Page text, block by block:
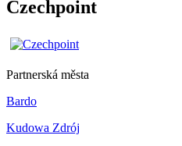
Czechpoint
Partnerská města
Bardo
Kudowa Zdrój